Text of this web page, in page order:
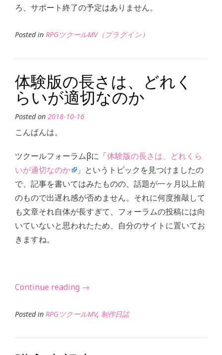
ろ、サポート終了の予定はありません。
Posted in RPGツクールMV（プラグイン）
体験版の長さは、どれく
らいが適切なのか
Posted on 2018-10-16
こんばんは。
ツクールフォーラムβに「体験版の長さは、どれくら
いが適切なのか
」というトピックを見つけましたの
で、記事を書いてはみたものの、話題が一ヶ月以上前
のもので出遅れ感が否めません。それに何度推敲して
も文章それ自体が長すぎて、フォーラムの投稿には向
いていないと思われたため、自分のサイトに置いてお
きますね。
Continue reading “体
版
→
Posted in RPGツクールMV, 制作日誌